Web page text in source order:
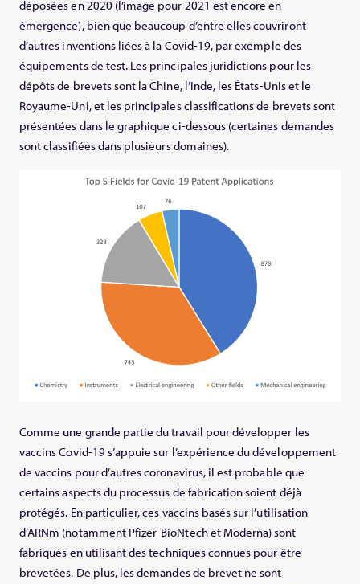
déposées en 2020 (l’image pour 2021 est encore en
émergence), bien que beaucoup d’entre elles couvriront
d’autres inventions liées à la Covid-19, par exemple des
équipements de test. Les principales juridictions pour les
dépôts de brevets sont la Chine, l’Inde, les États-Unis et le
Royaume-Uni, et les principales classifications de brevets sont
présentées dans le graphique ci-dessous (certaines demandes
sont classifiées dans plusieurs domaines).
Comme une grande partie du travail pour développer les
vaccins Covid-19 s’appuie sur l’expérience du développement
de vaccins pour d’autres coronavirus, il est probable que
certains aspects du processus de fabrication soient déjà
protégés. En particulier, ces vaccins basés sur l’utilisation
d’ARNm (notamment Pfizer-BioNtech et Moderna) sont
fabriqués en utilisant des techniques connues pour être
brevetées. De plus, les demandes de brevet ne sont